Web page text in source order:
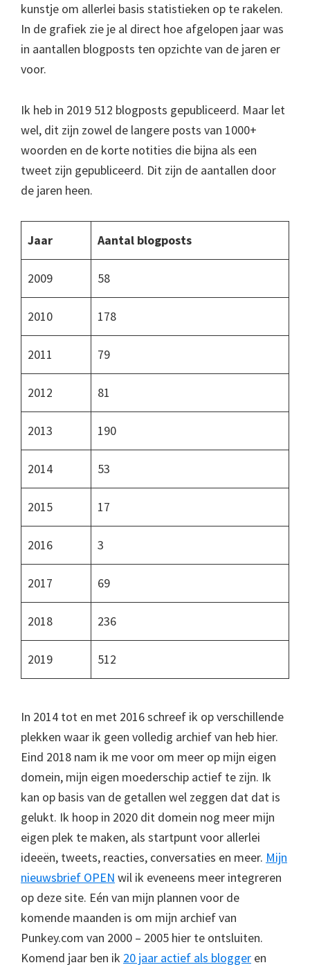
kunstje om allerlei basis statistieken op te rakelen.
In de grafiek zie je al direct hoe afgelopen jaar was
in aantallen blogposts ten opzichte van de jaren er
voor.
Ik heb in 2019 512 blogposts gepubliceerd. Maar let
wel, dit zijn zowel de langere posts van 1000+
woorden en de korte notities die bijna als een
tweet zijn gepubliceerd. Dit zijn de aantallen door
de jaren heen.
Jaar Aantal blogposts
2009 58
2010 178
2011 79
2012 81
2013 190
2014 53
2015 17
2016 3
2017 69
2018 236
2019 512
In 2014 tot en met 2016 schreef ik op verschillende
plekken waar ik geen volledig archief van heb hier.
Eind 2018 nam ik me voor om meer op mijn eigen
domein, mijn eigen moederschip actief te zijn. Ik
kan op basis van de getallen wel zeggen dat dat is
gelukt. Ik hoop in 2020 dit domein nog meer mijn
eigen plek te maken, als startpunt voor allerlei
ideeën, tweets, reacties, conversaties en meer. Mijn
nieuwsbrief OPEN wil ik eveneens meer integreren
op deze site. Eén van mijn plannen voor de
komende maanden is om mijn archief van
Punkey.com van 2000 – 2005 hier te ontsluiten.
Komend jaar ben ik 20 jaar actief als blogger en